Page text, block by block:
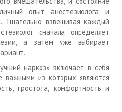
опыт анестезиолога, и
Тщательно взвешивая каждый
сначала определяет
, а затем уже выбирает
наркоз» включает в себя
важными из которых являются
простота, комфортность и